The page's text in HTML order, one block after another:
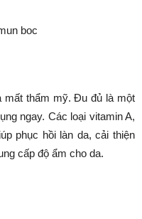
mất thẩm mỹ. Đu đủ là một
ngay. Các loại vitamin A,
phục hồi làn da, cải thiện
cấp độ ẩm cho da.